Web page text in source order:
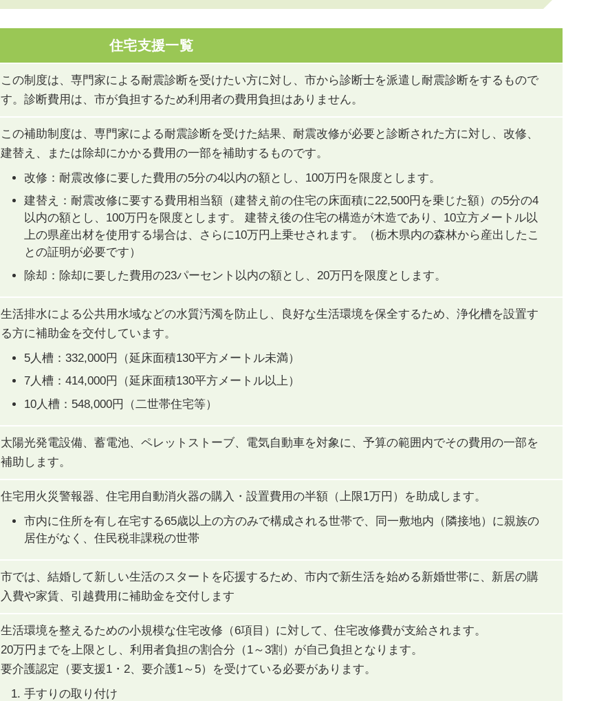
住宅支援一覧
この制度は、専門家による耐震診断を受けたい方に対し、市から診断士を派遣し耐震診断をするもので
す。診断費用は、市が負担するため利用者の費用負担はありません。
この補助制度は、専門家による耐震診断を受けた結果、耐震改修が必要と診断された方に対し、改修、
建替え、または除却にかかる費用の一部を補助するものです。
改修：耐震改修に要した費用の5分の4以内の額とし、100万円を限度とします。
建替え：耐震改修に要する費用相当額（建替え前の住宅の床面積に22,500円を乗じた額）の5分の4
以内の額とし、100万円を限度とします。 建替え後の住宅の構造が木造であり、10立方メートル以
上の県産出材を使用する場合は、さらに10万円上乗せされます。（栃木県内の森林から産出したこ
との証明が必要です）
除却：除却に要した費用の23パーセント以内の額とし、20万円を限度とします。
生活排水による公共用水域などの水質汚濁を防止し、良好な生活環境を保全するため、浄化槽を設置す
る方に補助金を交付しています。
5人槽：332,000円（延床面積130平方メートル未満）
7人槽：414,000円（延床面積130平方メートル以上）
10人槽：548,000円（二世帯住宅等）
太陽光発電設備、蓄電池、ペレットストーブ、電気自動車を対象に、予算の範囲内でその費用の一部を
補助します。
住宅用火災警報器、住宅用自動消火器の購入・設置費用の半額（上限1万円）を助成します。
市内に住所を有し在宅する65歳以上の方のみで構成される世帯で、同一敷地内（隣接地）に親族の
居住がなく、住民税非課税の世帯
市では、結婚して新しい生活のスタートを応援するため、市内で新生活を始める新婚世帯に、新居の購
入費や家賃、引越費用に補助金を交付します
生活環境を整えるための小規模な住宅改修（6項目）に対して、住宅改修費が支給されます。
20万円までを上限とし、利用者負担の割合分（1～3割）が自己負担となります。
要介護認定（要支援1・2、要介護1～5）を受けている必要があります。
手すりの取り付け